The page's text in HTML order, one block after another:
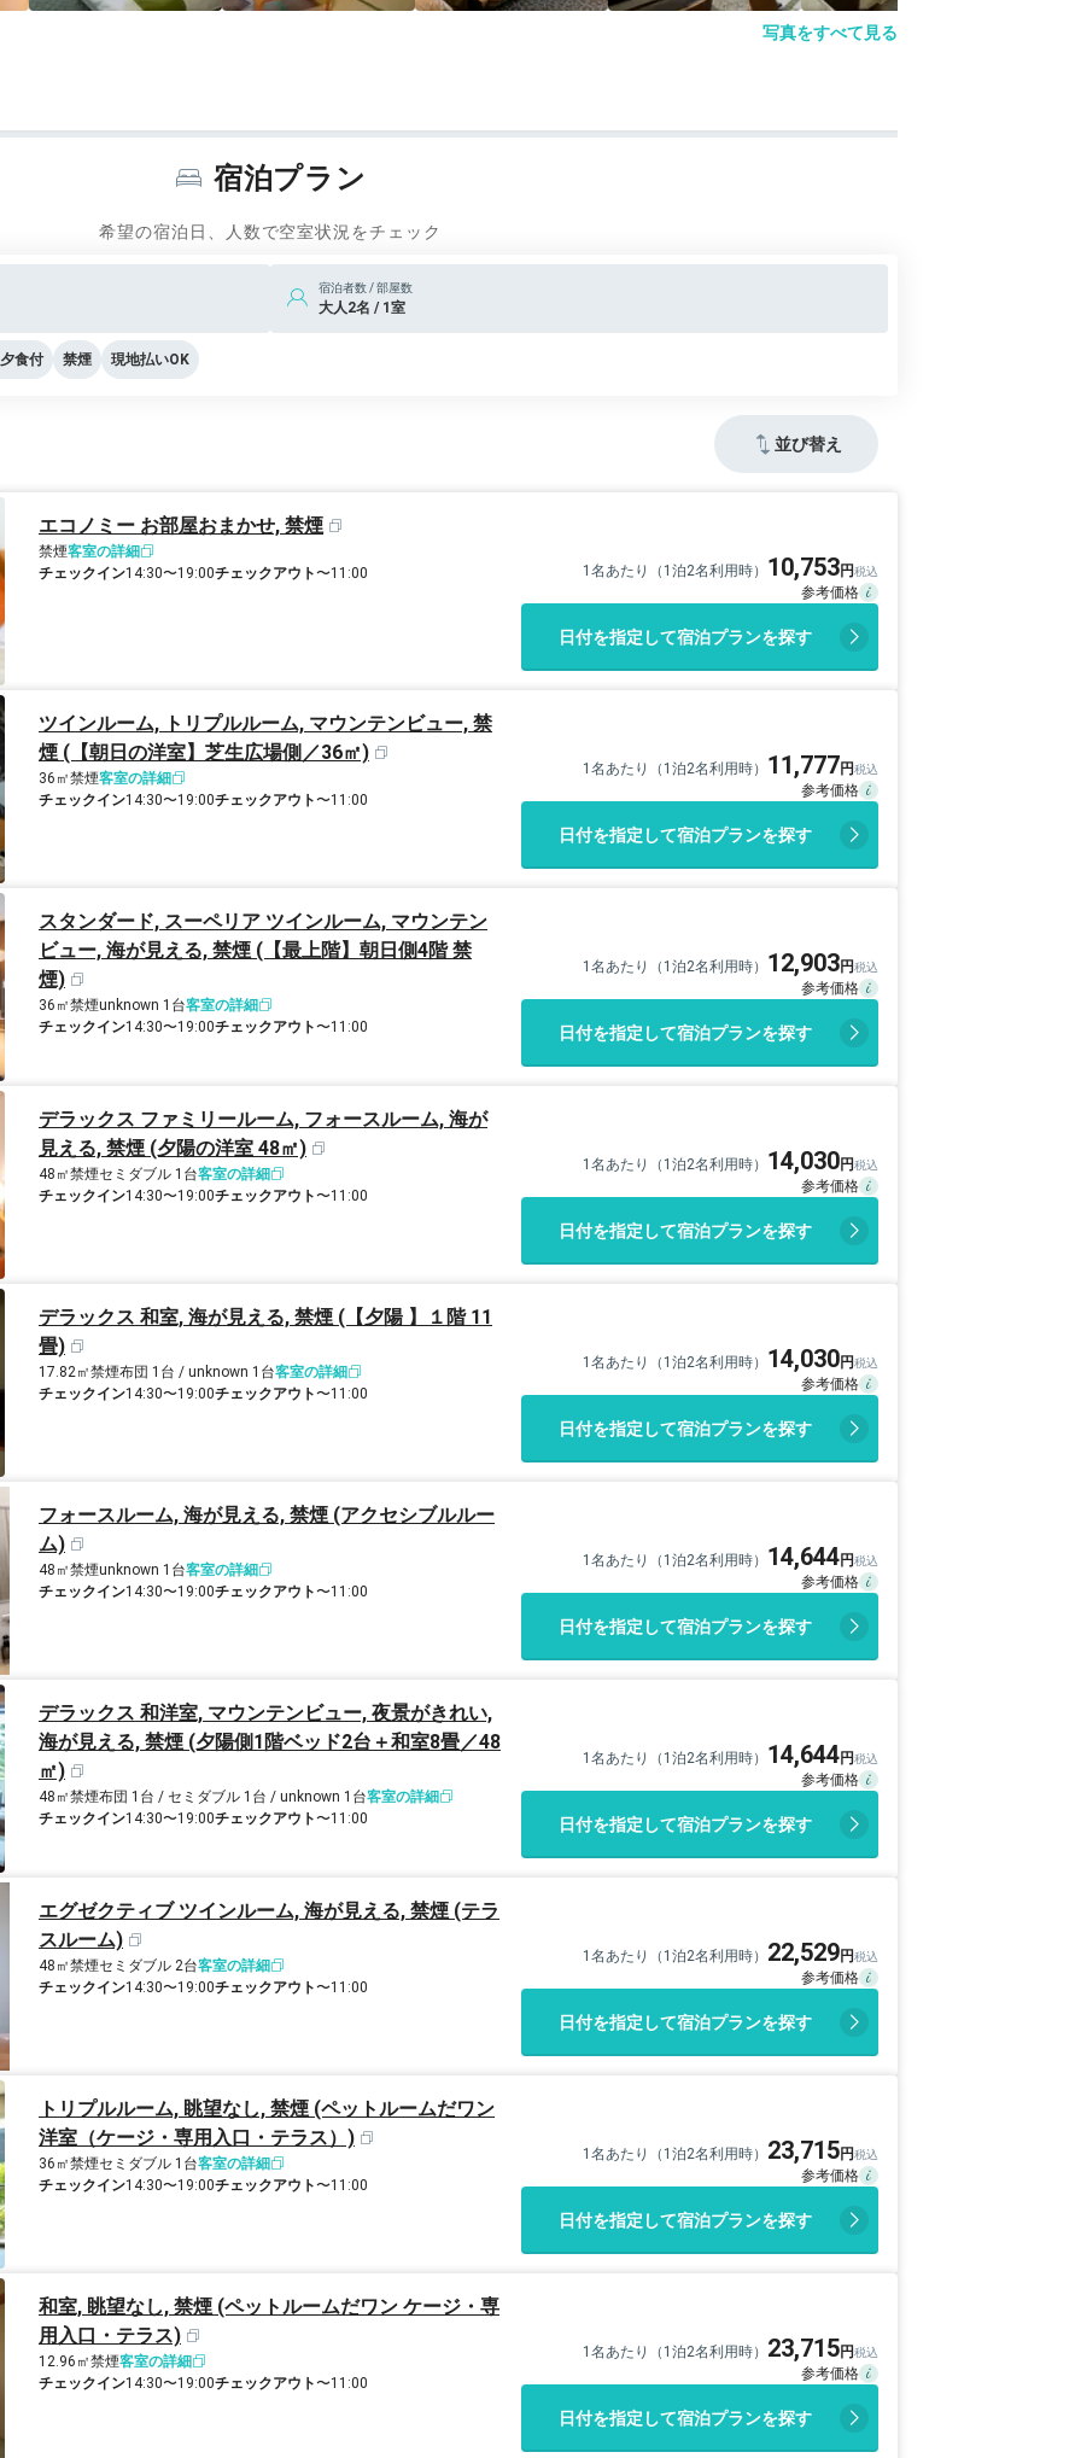
写真をすべて見る
宿泊プラン
希望の宿泊日、人数で空室状況をチェック
宿泊者数 / 部屋数
大人2名 / 1室
食付 禁煙 現地払いOK
並び替え
エコノミー お部屋おまかせ, 禁煙
禁煙客室の詳細
チェックイン14:30〜19:00チェックアウト〜11:00 1名あたり（1泊2名利用時） 10,753
日付を指定して宿泊プランを探す
ツインルーム, トリプルルーム, マウンテンビュー, 禁
煙 (【朝日の洋室】芝生広場側／36㎡)
36㎡禁煙客室の詳細
チェックイン14:30〜19:00チェックアウト〜11:00
1名あたり（1泊2名利用時） 11,777
日付を指定して宿泊プランを探す
スタンダード, スーペリア ツインルーム, マウンテン
ビュー, 海が見える, 禁煙 (【最上階】朝日側4階 禁
煙)
36㎡禁煙unknown 1台客室の詳細
チェックイン14:30〜19:00チェックアウト〜11:00
1名あたり（1泊2名利用時） 12,903
日付を指定して宿泊プランを探す
デラックス ファミリールーム, フォースルーム, 海が
見える, 禁煙 (夕陽の洋室 48㎡)
48㎡禁煙セミダブル 1台客室の詳細
チェックイン14:30〜19:00チェックアウト〜11:00
1名あたり（1泊2名利用時） 14,030
日付を指定して宿泊プランを探す
デラックス 和室, 海が見える, 禁煙 (【夕陽 】１階 11
畳)
17.82㎡禁煙布団 1台 / unknown 1台客室の詳細
チェックイン14:30〜19:00チェックアウト〜11:00
1名あたり（1泊2名利用時） 14,030
日付を指定して宿泊プランを探す
フォースルーム, 海が見える, 禁煙 (アクセシブルルー
ム)
48㎡禁煙unknown 1台客室の詳細
チェックイン14:30〜19:00チェックアウト〜11:00
1名あたり（1泊2名利用時） 14,644
日付を指定して宿泊プランを探す
デラックス 和洋室, マウンテンビュー, 夜景がきれい,
海が見える, 禁煙 (夕陽側1階ベッド2台＋和室8畳／48
㎡)
48㎡禁煙布団 1台 / セミダブル 1台 / unknown 1台客室の詳細
チェックイン14:30〜19:00チェックアウト〜11:00
1名あたり（1泊2名利用時） 14,644
日付を指定して宿泊プランを探す
エグゼクティブ ツインルーム, 海が見える, 禁煙 (テラ
スルーム)
48㎡禁煙セミダブル 2台客室の詳細
チェックイン14:30〜19:00チェックアウト〜11:00
1名あたり（1泊2名利用時） 22,529
日付を指定して宿泊プランを探す
トリプルルーム, 眺望なし, 禁煙 (ペットルームだワン
洋室（ケージ・専用入口・テラス）)
36㎡禁煙セミダブル 1台客室の詳細
チェックイン14:30〜19:00チェックアウト〜11:00
1名あたり（1泊2名利用時） 23,715
日付を指定して宿泊プランを探す
和室, 眺望なし, 禁煙 (ペットルームだワン ケージ・専
用入口・テラス)
12.96㎡禁煙客室の詳細
チェックイン14:30〜19:00チェックアウト〜11:00
1名あたり（1泊2名利用時） 23,715
日付を指定して宿泊プランを探す